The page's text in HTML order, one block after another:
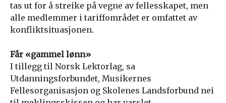
tas ut for å streike på vegne av fellesskapet, men
alle medlemmer i tariffområdet er omfattet av
konfliktsituasjonen.
Får «gammel lønn»
I tillegg til Norsk Lektorlag, sa
Utdanningsforbundet, Musikernes
Fellesorganisasjon og Skolenes Landsforbund nei